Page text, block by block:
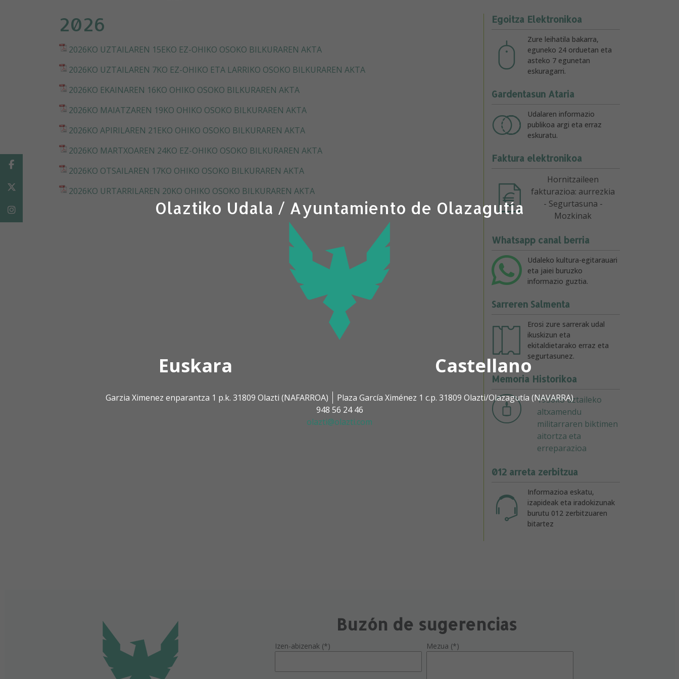
Olaztiko Udala / Ayuntamiento de Olazagutía
Euskara Castellano
Garzia Ximenez enparantza 1 p.k. 31809 Olazti (NAFARROA)
Plaza García Ximénez 1 c.p. 31809 Olazti/Olazagutía (NAVARRA)
948 56 24 46
olazti@olazti.com
2026
2026KO UZTAILAREN 15EKO EZ-OHIKO OSOKO BILKURAREN AKTA
2026KO UZTAILAREN 7KO EZ-OHIKO ETA LARRIKO OSOKO BILKURAREN AKTA
2026KO EKAINAREN 16KO OHIKO OSOKO BILKURAREN AKTA
2026KO MAIATZAREN 19KO OHIKO OSOKO BILKURAREN AKTA
2026KO APIRILAREN 21EKO OHIKO OSOKO BILKURAREN AKTA
2026KO MARTXOAREN 24KO EZ-OHIKO OSOKO BILKURAREN AKTA
2026KO OTSAILAREN 17KO OHIKO OSOKO BILKURAREN AKTA
2026KO URTARRILAREN 20KO OHIKO OSOKO BILKURAREN AKTA
Egoitza Elektronikoa
Zure leihatila bakarra,
eguneko 24 orduetan eta
asteko 7 egunetan
eskuragarri.
Gardentasun Ataria
Udalaren informazio
publikoa argi eta erraz
eskuratu.
Faktura elektronikoa
Hornitzaileen
fakturazioa: aurrezkia
- Segurtasuna -
Mozkinak
Whatsapp canal berria
Udaleko kultura-egitarauari
eta jaiei buruzko
informazio guztia.
Sarreren Salmenta
Erosi zure sarrerak udal
ikuskizun eta
ekitaldietarako erraz eta
segurtasunez.
Memoria Historikoa
1936ko uztaileko
altxamendu
militarraren biktimen
aitortza eta
erreparazioa
012 arreta zerbitzua
Informazioa eskatu,
izapideak eta iradokizunak
burutu 012 zerbitzuaren
bitartez
Facebook
Instagram
Buzón de sugerencias
Izen-abizenak (*) Mezua (*)